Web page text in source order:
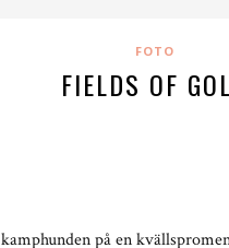
FOTO
FIELDS OF
på en